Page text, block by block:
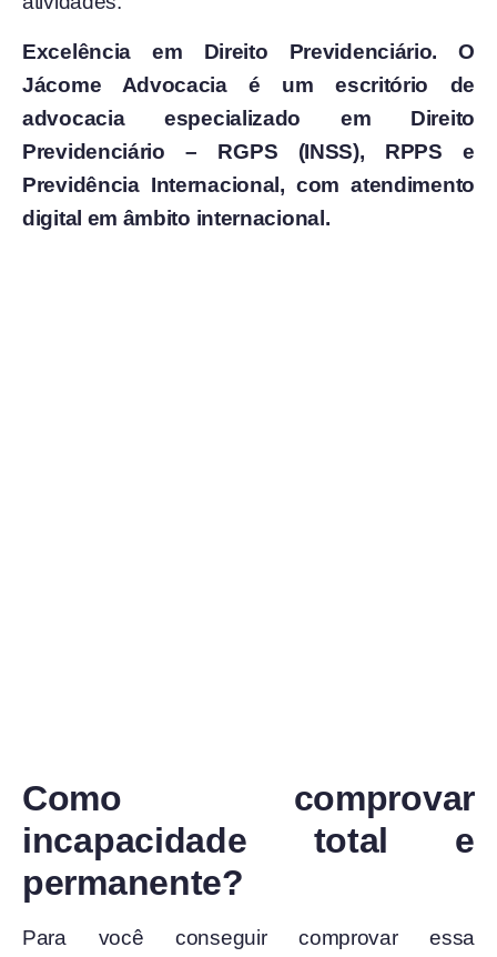
Excelência em Direito Previdenciário. O
Jácome Advocacia é um escritório de
advocacia especializado em Direito
Previdenciário – RGPS (INSS), RPPS e
Previdência Internacional, com atendimento
digital em âmbito internacional.
Como comprovar
incapacidade total e
permanente?
Para você conseguir comprovar essa